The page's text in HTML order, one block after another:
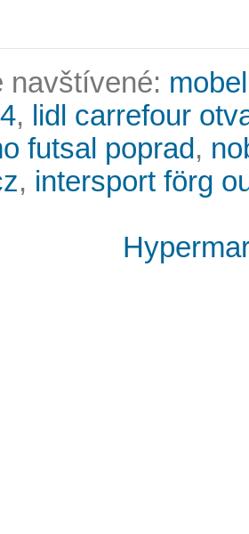
navštívené:
, lidl carrefour
futsal poprad,
, intersport förg